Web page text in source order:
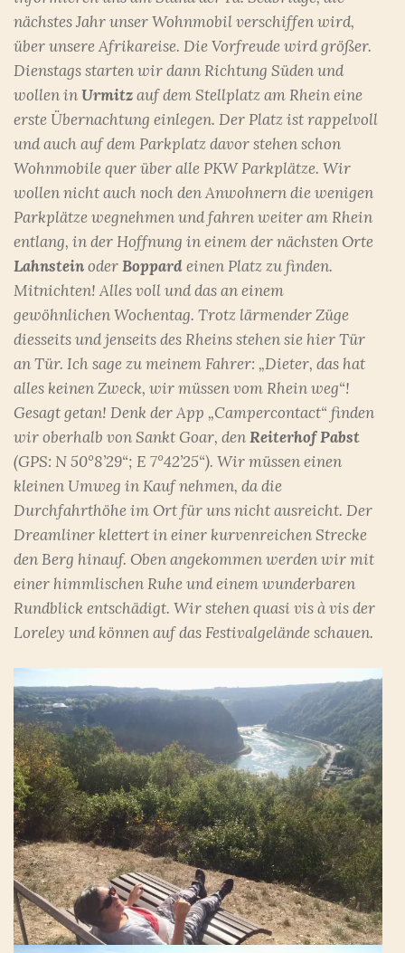
nächstes Jahr unser Wohnmobil verschiffen wird,
über unsere Afrikareise. Die Vorfreude wird größer.
Dienstags starten wir dann Richtung Süden und
wollen inUrmitzauf dem Stellplatz am Rhein eine
erste Übernachtung einlegen. Der Platz ist rappelvoll
und auch auf dem Parkplatz davor stehen schon
Wohnmobile quer über alle PKW Parkplätze. Wir
wollen nicht auch noch den Anwohnern die wenigen
Parkplätze wegnehmen und fahren weiter am Rhein
entlang, in der Hoffnung in einem der nächsten Orte
LahnsteinoderBoppardeinen Platz zu finden.
Mitnichten! Alles voll und das an einem
gewöhnlichen Wochentag. Trotz lärmender Züge
diesseits und jenseits des Rheins stehen sie hier Tür
an Tür. Ich sage zu meinem Fahrer: „Dieter, das hat
alles keinen Zweck, wir müssen vom Rhein weg“!
Gesagt getan! Denk der App „Campercontact“ finden
wir oberhalb von Sankt Goar, denReiterhof Pabst
(GPS: N 50°8’29“; E 7°42’25“). Wir müssen einen
kleinen Umweg in Kauf nehmen, da die
Durchfahrthöhe im Ort für uns nicht ausreicht. Der
Dreamliner klettert in einer kurvenreichen Strecke
den Berg hinauf. Oben angekommen werden wir mit
einer himmlischen Ruhe und einem wunderbaren
Rundblick entschädigt. Wir stehen quasi vis à vis der
Loreley und können auf das Festivalgelände schauen.